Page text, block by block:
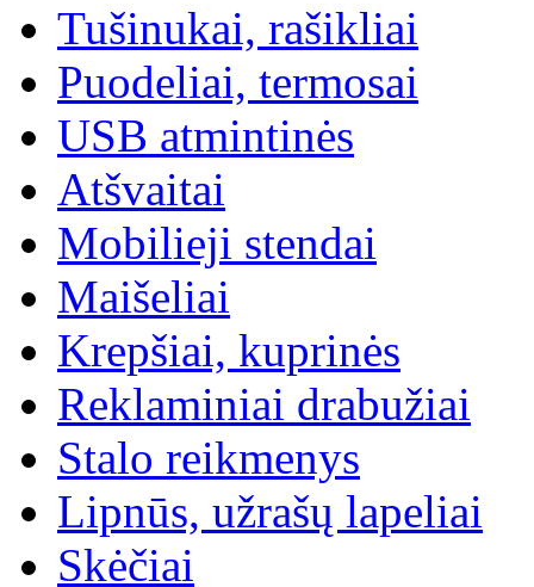
Tušinukai, rašikliai
Puodeliai, termosai
USB atmintinės
Atšvaitai
Mobilieji stendai
Maišeliai
Krepšiai, kuprinės
Reklaminiai drabužiai
Stalo reikmenys
Lipnūs, užrašų lapeliai
Skėčiai